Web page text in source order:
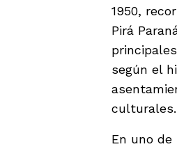
1950,
Pirá
según el
culturales.
En uno